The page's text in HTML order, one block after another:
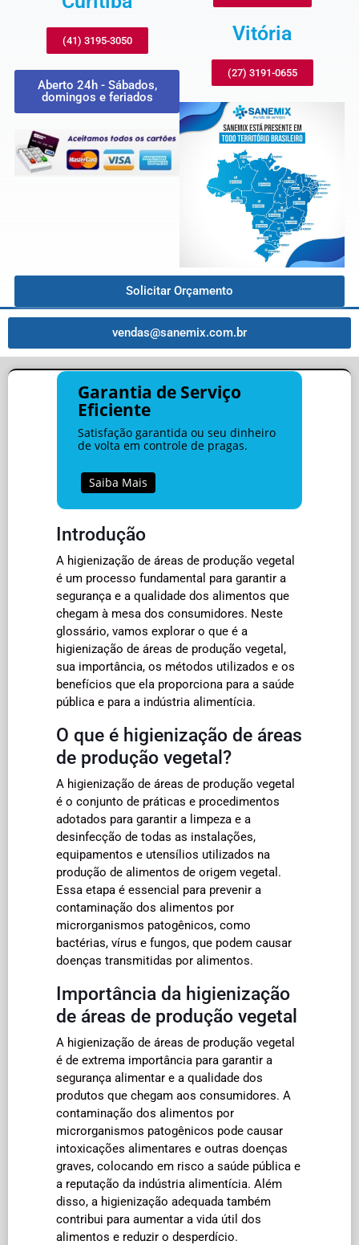
(41) 3195-3050
Aberto 24h - Sábados,
domingos e feriados
Vitória
(27) 3191-0655
Solicitar Orçamento
vendas@sanemix.com.br
Garantia de Serviço
Eficiente
Satisfação garantida ou seu dinheiro
de volta em controle de pragas.
Saiba Mais
Introdução
A higienização de áreas de produção vegetal
é um processo fundamental para garantir a
segurança e a qualidade dos alimentos que
chegam à mesa dos consumidores. Neste
glossário, vamos explorar o que é a
higienização de áreas de produção vegetal,
sua importância, os métodos utilizados e os
benefícios que ela proporciona para a saúde
pública e para a indústria alimentícia.
O que é higienização de áreas
de produção vegetal?
A higienização de áreas de produção vegetal
é o conjunto de práticas e procedimentos
adotados para garantir a limpeza e a
desinfecção de todas as instalações,
equipamentos e utensílios utilizados na
produção de alimentos de origem vegetal.
Essa etapa é essencial para prevenir a
contaminação dos alimentos por
microrganismos patogênicos, como
bactérias, vírus e fungos, que podem causar
doenças transmitidas por alimentos.
Importância da higienização
de áreas de produção vegetal
A higienização de áreas de produção vegetal
é de extrema importância para garantir a
segurança alimentar e a qualidade dos
produtos que chegam aos consumidores. A
contaminação dos alimentos por
microrganismos patogênicos pode causar
intoxicações alimentares e outras doenças
graves, colocando em risco a saúde pública e
a reputação da indústria alimentícia. Além
disso, a higienização adequada também
contribui para aumentar a vida útil dos
alimentos e reduzir o desperdício.